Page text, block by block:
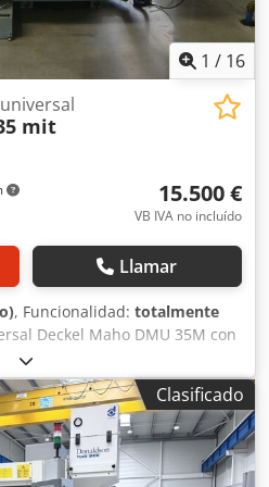
1 / 16
mit
15.500 €
VB IVA no incluído
Llamar
, Funcionalidad: totalmente
Deckel Maho DMU 35M con
y armario para accesorios.
aprox. 2000 >>
Rango de velocidad: 20 - 6300
min >> Recorrido: 5 m >>
X 350 mm / Y 240 mm / Z 340
con capacidad de
Clasificado